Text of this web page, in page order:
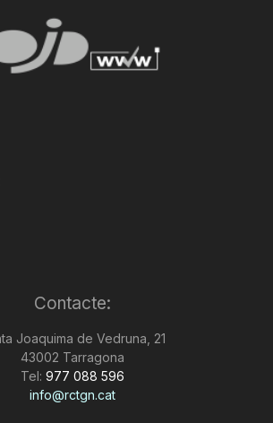
Contacte:
Joaquima de Vedruna, 21
43002 Tarragona
Tel: 977 088 596
info@rctgn.cat